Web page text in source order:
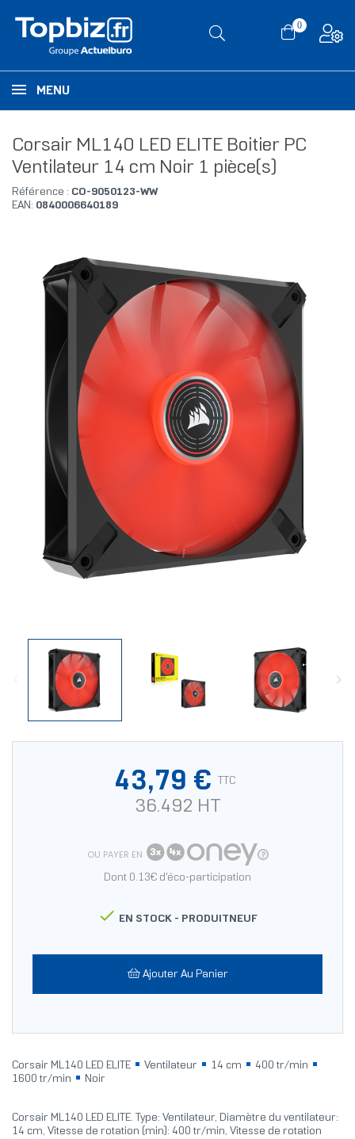
0
MENU
Corsair ML140 LED ELITE Boitier PC
Ventilateur 14 cm Noir 1 pièce(s)
Référence : CO-9050123-WW
EAN: 0840006640189
43,79 € TTC
36.492 HT
OU PAYER EN
Dont 0.13€ d'éco-participation
 EN STOCK - PRODUITNEUF
Ajouter Au Panier
Corsair ML140 LED ELITE Ventilateur 14 cm
400 tr/min
1600 tr/min
Noir
Corsair ML140 LED ELITE. Type: Ventilateur, Diamètre du ventilateur:
14 cm, Vitesse de rotation (min): 400 tr/min, Vitesse de rotation